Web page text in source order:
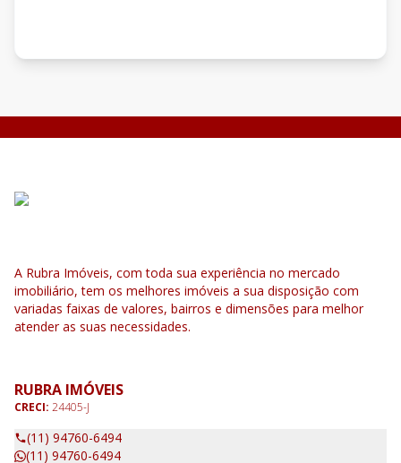
A Rubra Imóveis, com toda sua experiência no mercado
imobiliário, tem os melhores imóveis a sua disposição com
variadas faixas de valores, bairros e dimensões para melhor
atender as suas necessidades.
RUBRA IMÓVEIS
CRECI: 24405-J
(11) 94760-6494
(11) 94760-6494